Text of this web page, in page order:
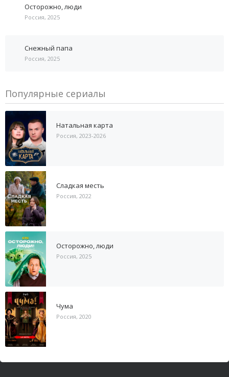
Осторожно, люди
Россия, 2025
Снежный папа
Россия, 2025
Популярные сериалы
Натальная карта
Россия, 2023-2026
Сладкая месть
Россия, 2022
Осторожно, люди
Россия, 2025
Чума
Россия, 2020